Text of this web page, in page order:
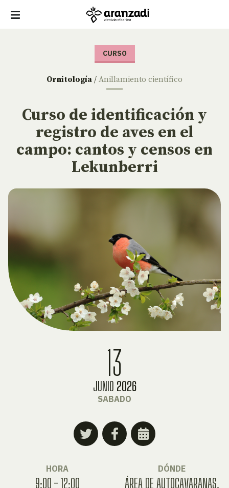
CURSO
Ornitología / Anillamiento científico
Curso de identificación y
registro de aves en el
campo: cantos y censos en
Lekunberri
13
JUNIO 2026
SABADO
HORA
9:00 - 12:00
DÓNDE
ÁREA DE AUTOCAVARANAS,